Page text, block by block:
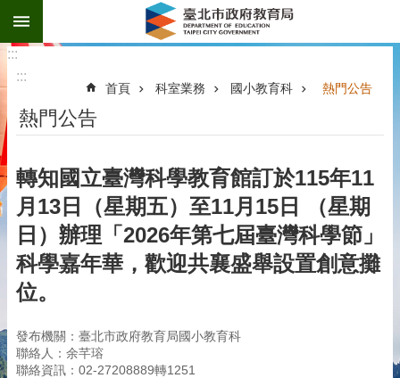
跳到主要內容區塊
:::
:::
首頁 科室業務 國小教育科 熱門公告
熱門公告
轉知國立臺灣科學教育館訂於115年11
月13日（星期五）至11月15日 （星期
日）辦理「2026年第七屆臺灣科學節」
科學嘉年華，歡迎共襄盛舉設置創意攤
位。
發布機關：臺北市政府教育局國小教育科
聯絡人：余芊瑢
聯絡資訊：02-27208889轉1251